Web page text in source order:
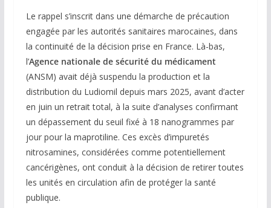
Le rappel s’inscrit dans une démarche de précaution
engagée par les autorités sanitaires marocaines, dans
la continuité de la décision prise en France. Là-bas,
l’Agence nationale de sécurité du médicament
(ANSM) avait déjà suspendu la production et la
distribution du Ludiomil depuis mars 2025, avant d’acter
en juin un retrait total, à la suite d’analyses confirmant
un dépassement du seuil fixé à 18 nanogrammes par
jour pour la maprotiline. Ces excès d’impuretés
nitrosamines, considérées comme potentiellement
cancérigènes, ont conduit à la décision de retirer toutes
les unités en circulation afin de protéger la santé
publique.